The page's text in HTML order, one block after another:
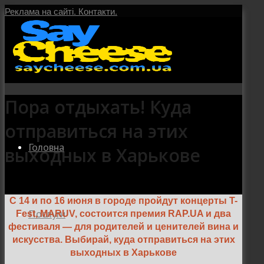
Реклама на сайті. Контакти.
Головна
Послуги
Пора отдыхать! Куда
отправиться на этих
выходных в Харькове
С 14 и по 16 июня в городе пройдут концерты T-
Fest, MARUV, состоится премия RAP.UA и два
фестиваля — для родителей и ценителей вина и
искусства. Выбирай, куда отправиться на этих
выходных в Харькове